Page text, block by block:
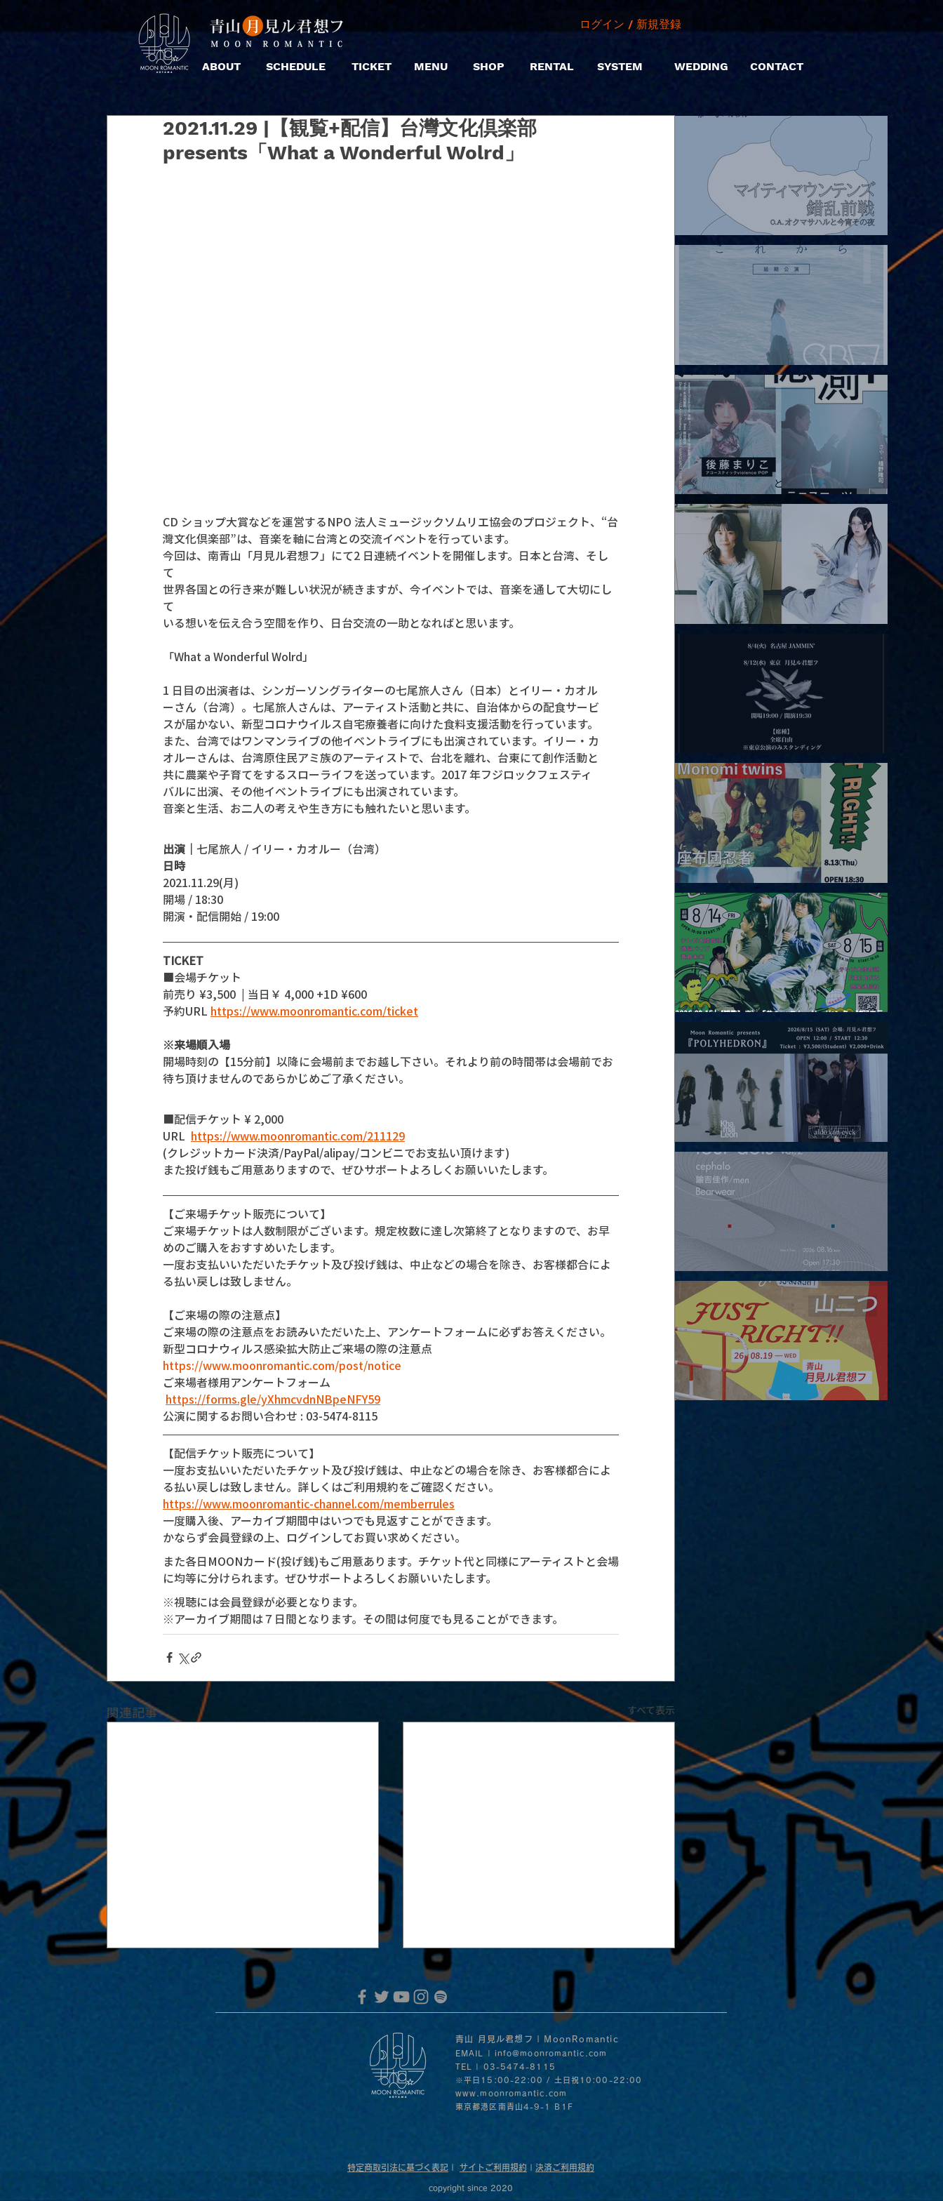
ABOUT SCHEDULE TICKET MENU SHOP
ログイン / 新規登録
RENTAL SYSTEM WEDDING CONTACT
2021.11.29 |【観覧+配信】台灣文化倶楽部
presents「What a Wonderful Wolrd」
CD ショップ大賞などを運営するNPO 法人ミュージックソムリエ協会のプロジェクト、“台
灣文化倶楽部”は、音楽を軸に台湾との交流イベントを行っています。
今回は、南青山「月見ル君想フ」にて2 日連続イベントを開催します。日本と台湾、そし
て
世界各国との行き来が難しい状況が続きますが、今イベントでは、音楽を通して大切にし
て
いる想いを伝え合う空間を作り、日台交流の一助となればと思います。
「What a Wonderful Wolrd」
1 日目の出演者は、シンガーソングライターの七尾旅人さん（日本）とイリー・カオル
ーさん（台湾）。七尾旅人さんは、アーティスト活動と共に、自治体からの配食サービ
スが届かない、新型コロナウイルス自宅療養者に向けた食料支援活動を行っています。
また、台湾ではワンマンライブの他イベントライブにも出演されています。イリー・カ
オルーさんは、台湾原住民アミ族のアーティストで、台北を離れ、台東にて創作活動と
共に農業や子育てをするスローライフを送っています。2017 年フジロックフェスティ
バルに出演、その他イベントライブにも出演されています。
音楽と生活、お二人の考えや生き方にも触れたいと思います。
出演｜ 七尾旅人 / イリー・カオルー（台湾）
日時
2021.11.29(月)
開場 / 18:30
開演・配信開始 / 19:00
TICKET
■会場チケット
前売り ¥3,500  | 当日￥ 4,000 +1D ¥600
予約URL https://www.moonromantic.com/ticket
※来場順入場
開場時刻の【15分前】以降に会場前までお越し下さい。それより前の時間帯は会場前でお
待ち頂けませんのであらかじめご了承ください。
■配信チケット ¥ 2,000
URL https://www.moonromantic.com/211129
(クレジットカード決済/PayPal/alipay/コンビニでお支払い頂けます)
また投げ銭もご用意ありますので、ぜひサポートよろしくお願いいたします。
【ご来場チケット販売について】
ご来場チケットは人数制限がございます。規定枚数に達し次第終了となりますので、お早
めのご購入をおすすめいたします。
一度お支払いいただいたチケット及び投げ銭は、中止などの場合を除き、お客様都合によ
る払い戻しは致しません。
【ご来場の際の注意点】
ご来場の際の注意点をお読みいただいた上、アンケートフォームに必ずお答えください。
新型コロナウィルス感染拡大防止ご来場の際の注意点
https://www.moonromantic.com/post/notice
ご来場者様用アンケートフォーム
https://forms.gle/yXhmcvdnNBpeNFY59
公演に関するお問い合わせ : 03-5474-8115
【配信チケット販売について】
一度お支払いいただいたチケット及び投げ銭は、中止などの場合を除き、お客様都合によ
る払い戻しは致しません。詳しくはご利用規約をご確認ください。
https://www.moonromantic-channel.com/memberrules
一度購入後、アーカイブ期間中はいつでも見返すことができます。
かならず会員登録の上、ログインしてお買い求めください。
また各日MOONカード(投げ銭)もご用意あります。チケット代と同様にアーティストと会場
に均等に分けられます。ぜひサポートよろしくお願いいたします。
※視聴には会員登録が必要となります。
※アーカイブ期間は７日間となります。その間は何度でも見ることができます。
関連記事 すべて表示
2026.08.07 |【観覧】マイティマウンテンズpresents. “HALL-IN-
2026.08.08 |【観覧】Oaiko pre.「これから」延期公演 Blurred
City Lights × 17歳とベルリンの壁
2026.08.10 |【観覧】「巷のmyストーリー/風の憶測1～後藤まりこ
アコースティックviolence POPとテニスコーツ」
2026.08.12 |【観覧】田澤孝介 ソロワンマン 「Ballad Box 2026」
2026.08.13 |【観覧】JUST RIGHT!! vol.26
2026.08.15 |【観覧】夜）『巷のmyストーリー/センター"訳"フラ
ッシュ⚡️後編』
2026.08.15 |【観覧】昼）月見ルpre.『POLYHEDRON』
2026.08.16 |【観覧】夜）four dots vol.2
青山 月見ル君想フ | MoonRomantic
EMAIL |
info@moonromantic.com
TEL | 03-5474-8115
※平日15:00-22:00 / 土日祝10:00-22:00
www.moonromantic.com
​東京都港区南青山4-9-1 B1F
特定商取引法に基づく表記 サイトご利用規約 決済ご利用規約
copyright since 2020